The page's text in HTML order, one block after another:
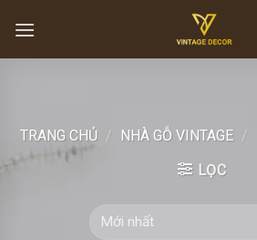
content
TRANG CHỦ / NHÀ GỖ VINTAGE /
LỌC